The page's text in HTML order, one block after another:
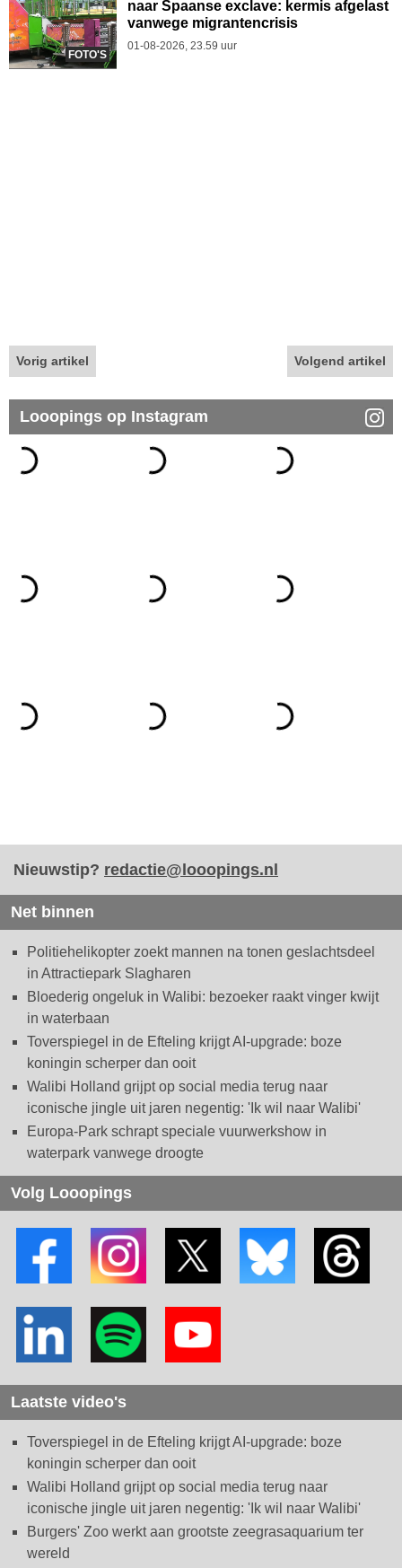
FOTO'S
naar Spaanse exclave: kermis afgelast
vanwege migrantencrisis
01-08-2026, 23.59 uur
Vorig artikel Volgend artikel
Looopings op Instagram
Nieuwstip? redactie@looopings.nl
Net binnen
Politiehelikopter zoekt mannen na tonen geslachtsdeel
in Attractiepark Slagharen
Bloederig ongeluk in Walibi: bezoeker raakt vinger kwijt
in waterbaan
Toverspiegel in de Efteling krijgt AI-upgrade: boze
koningin scherper dan ooit
Walibi Holland grijpt op social media terug naar
iconische jingle uit jaren negentig: 'Ik wil naar Walibi'
Europa-Park schrapt speciale vuurwerkshow in
waterpark vanwege droogte
Volg Looopings
Laatste video's
Toverspiegel in de Efteling krijgt AI-upgrade: boze
koningin scherper dan ooit
Walibi Holland grijpt op social media terug naar
iconische jingle uit jaren negentig: 'Ik wil naar Walibi'
Burgers' Zoo werkt aan grootste zeegrasaquarium ter
wereld